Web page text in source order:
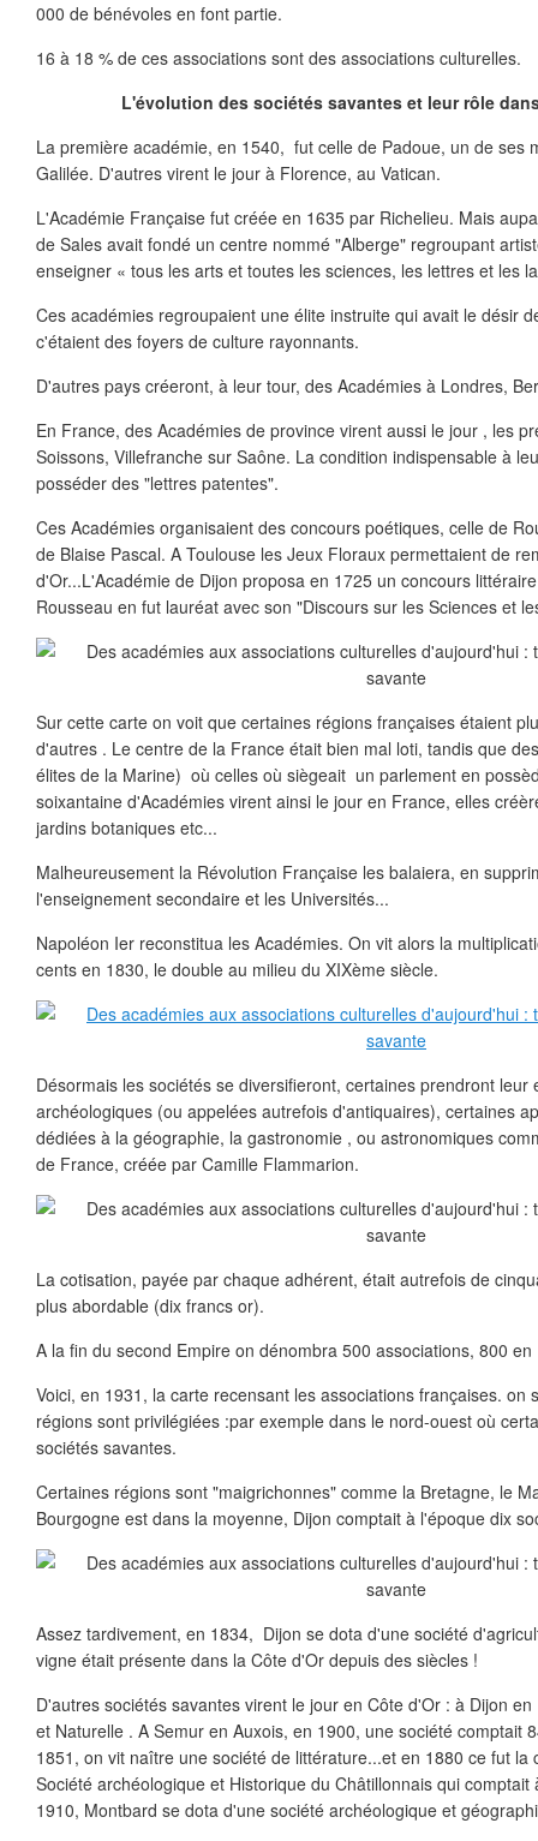
000 de bénévoles en font partie.
16 à 18 % de ces associations sont des associations culturelles.
L'évolution des sociétés savantes et leur rôle
La première académie, en 1540, fut celle de Padoue, un de ses
Galilée. D'autres virent le jour à Florence, au Vatican.
L'Académie Française fut créée en 1635 par Richelieu. Mais
de Sales avait fondé un centre nommé "Alberge" regroupant
enseigner « tous les arts et toutes les sciences, les lettres et les
Ces académies regroupaient une élite instruite qui avait le désir
c'étaient des foyers de culture rayonnants.
D'autres pays créeront, à leur tour, des Académies à Londres,
En France, des Académies de province virent aussi le jour , les
Soissons, Villefranche sur Saône. La condition indispensable à
posséder des "lettres patentes".
Ces Académies organisaient des concours poétiques, celle de
de Blaise Pascal. A Toulouse les Jeux Floraux permettaient de
d'Or...L'Académie de Dijon proposa en 1725 un concours
Rousseau en fut lauréat avec son "Discours sur les Sciences et
Sur cette carte on voit que certaines régions françaises étaient
d'autres . Le centre de la France était bien mal loti, tandis que
élites de la Marine) où celles où siègeait un parlement en
soixantaine d'Académies virent ainsi le jour en France, elles
jardins botaniques etc...
Malheureusement la Révolution Française les balaiera, en
l'enseignement secondaire et les Universités...
Napoléon Ier reconstitua les Académies. On vit alors la
cents en 1830, le double au milieu du XIXème siècle.
Désormais les sociétés se diversifieront, certaines prendront leur
archéologiques (ou appelées autrefois d'antiquaires), certaines
dédiées à la géographie, la gastronomie , ou astronomiques
de France, créée par Camille Flammarion.
La cotisation, payée par chaque adhérent, était autrefois de
plus abordable (dix francs or).
A la fin du second Empire on dénombra 500 associations, 800 en
Voici, en 1931, la carte recensant les associations françaises. on
régions sont privilégiées :par exemple dans le nord-ouest où
sociétés savantes.
Certaines régions sont "maigrichonnes" comme la Bretagne, le
Bourgogne est dans la moyenne, Dijon comptait à l'époque dix
Assez tardivement, en 1834, Dijon se dota d'une société
vigne était présente dans la Côte d'Or depuis des siècles !
D'autres sociétés savantes virent le jour en Côte d'Or : à Dijon
et Naturelle . A Semur en Auxois, en 1900, une société comptait
1851, on vit naître une société de littérature...et en 1880 ce fut la
Société archéologique et Historique du Châtillonnais qui
1910, Montbard se dota d'une société archéologique et